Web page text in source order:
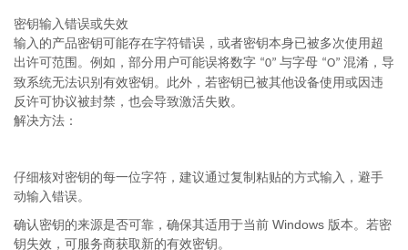
密钥输入错误或失效
输入的产品密钥可能存在字符错误，或者密钥本身已被多次使用超
出许可范围。例如，部分用户可能误将数字 “0” 与字母 “O” 混淆，导
致系统无法识别有效密钥。此外，若密钥已被其他设备使用或因违
反许可协议被封禁，也会导致激活失败。
解决方法：
仔细核对密钥的每一位字符，建议通过复制粘贴的方式输入，避手
动输入错误。
确认密钥的来源是否可靠，确保其适用于当前 Windows 版本。若密
钥失效，可服务商获取新的有效密钥。